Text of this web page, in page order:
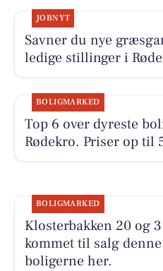
JOBNYT
Savner du nye
ledige stillinger i
BOLIGMARKED
Top 6 over dyreste
Rødekro. Priser op til
BOLIGMARKED
Klosterbakken 20 og
kommet til salg
boligerne her.